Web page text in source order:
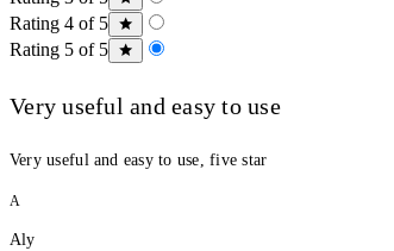
Rating 4 of 5
Rating 5 of 5
Very useful and easy to use
Very useful and easy to use, five star
A
Aly